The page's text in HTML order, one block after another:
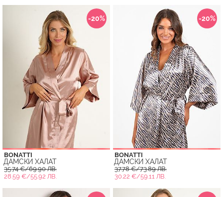
-20%
BONATTI
ДАМСКИ ХАЛАТ
35.74 €/69.90 ЛВ.
28.59 €/55.92 ЛВ.
-20%
BONATTI
ДАМСКИ ХАЛАТ
37.78 €/73.89 ЛВ.
30.22 €/59.11 ЛВ.